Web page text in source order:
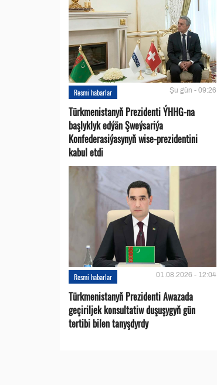
Resmi habarlar Şu gün - 09:26
Türkmenistanyň Prezidenti ÝHHG-na
başlyklyk edýän Şweýsariýa
Konfederasiýasynyň wise-prezidentini
kabul etdi
Resmi habarlar 01.08.2026 - 12:04
Türkmenistanyň Prezidenti Awazada
geçiriljek konsultatiw duşuşygyň gün
tertibi bilen tanyşdyrdy